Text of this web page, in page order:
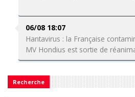
06/08 18:07
Hantavirus : la Française
MV Hondius est sortie de
Recherche